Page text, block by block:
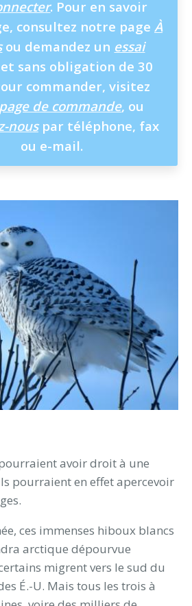
. Pour en savoir
consultez notre page À
ou demandez un essai
sans obligation de 30
commander, visitez
page de commande, ou
nouspar téléphone, fax
ou e-mail.
avoir droit à une
pourraient en effet apercevoir
ces immenses hiboux blancs
arctique dépourvue
migrent vers le sud du
É.-U. Mais tous les trois à